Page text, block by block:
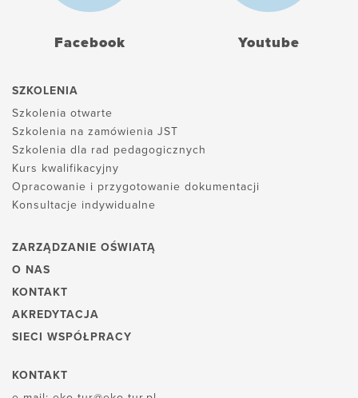
Facebook Youtube
SZKOLENIA
Szkolenia otwarte
Szkolenia na zamówienia JST
Szkolenia dla rad pedagogicznych
Kurs kwalifikacyjny
Opracowanie i przygotowanie dokumentacji
Konsultacje indywidualne
ZARZĄDZANIE OŚWIATĄ
O NAS
KONTAKT
AKREDYTACJA
SIECI WSPÓŁPRACY
KONTAKT